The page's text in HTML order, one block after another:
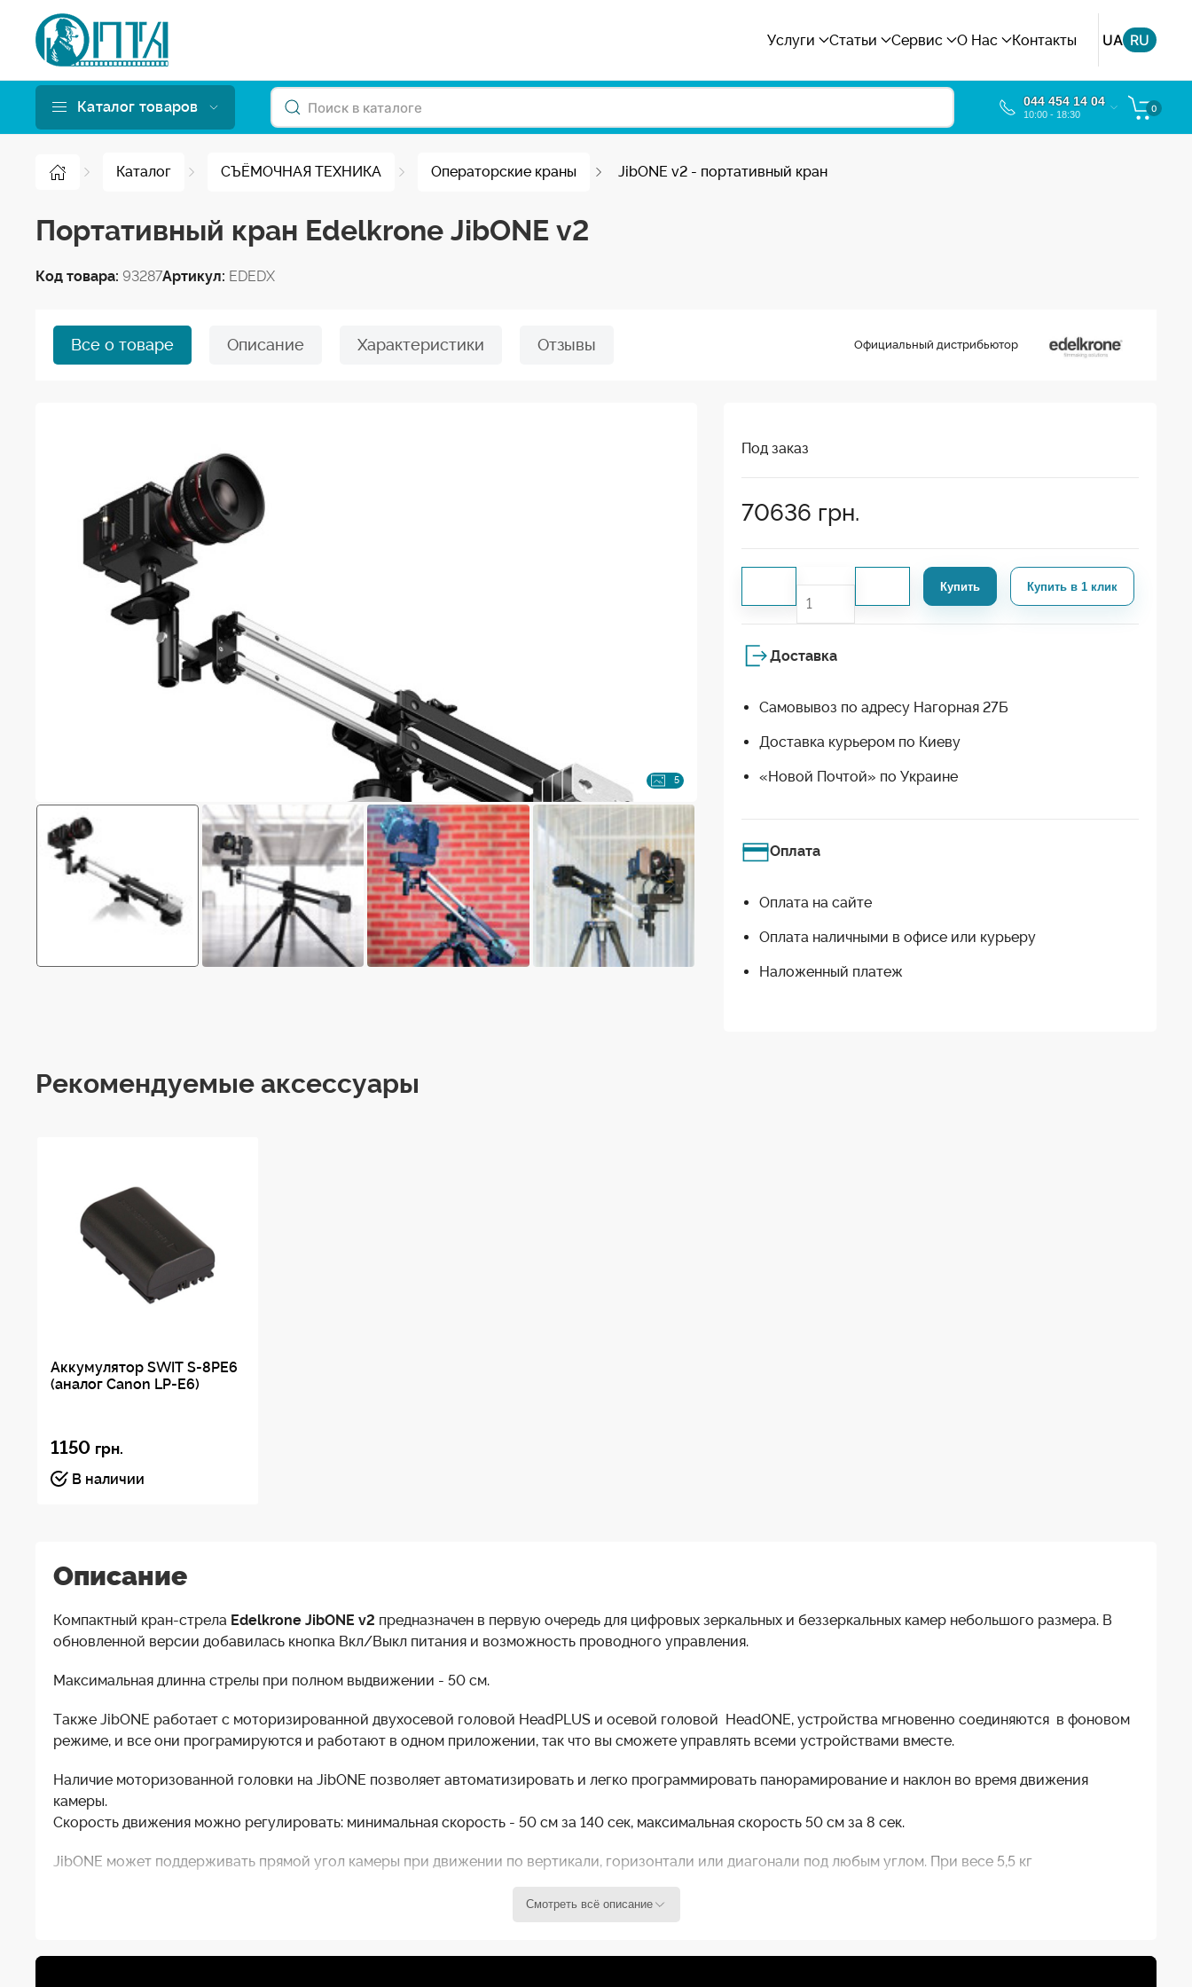
Услуги Статьи Сервис О Нас Контакты UA RU
Каталог товаров 044 454 14 04
10:00 - 18:30
0
Каталог СЪЁМОЧНАЯ ТЕХНИКА Операторские краны JibONE v2 - портативный кран
Портативный кран Edelkrone JibONE v2
Код товара: 93287Артикул: EDEDX
Все о товаре Описание Характеристики Отзывы Официальный дистрибьютор
5
Под заказ
70636 грн.
Купить Купить в 1 клик
Доставка
Самовывоз по адресу Нагорная 27Б
Доставка курьером по Киеву
«Новой Почтой» по Украине
Оплата
Оплата на сайте
Оплата наличными в офисе или курьеру
Наложенный платеж
Рекомендуемые аксессуары
Аккумулятор SWIT S-8PE6
(аналог Canon LP-E6)
1150 грн.
В наличии
Описание
Компактный кран-стрела Edelkrone JibONE v2 предназначен в первую очередь для цифровых зеркальных и беззеркальных камер небольшого размера. В
обновленной версии добавилась кнопка Вкл/Выкл питания и возможность проводного управления.
Максимальная длинна стрелы при полном выдвижении - 50 см.
Также JibONE работает с моторизированной двухосевой головой HeadPLUS и осевой головой HeadONE, устройства мгновенно соединяются в фоновом
режиме, и все они програмируются и работают в одном приложении, так что вы сможете управлять всеми устройствами вместе.
Наличие моторизованной головки на JibONE позволяет автоматизировать и легко программировать панорамирование и наклон во время движения
камеры.
Скорость движения можно регулировать: минимальная скорость - 50 см за 140 сек, максимальная скорость 50 см за 8 сек.
JibONE может поддерживать прямой угол камеры при движении по вертикали, горизонтали или диагонали под любым углом. При весе 5,5 кг
Смотреть всё описание